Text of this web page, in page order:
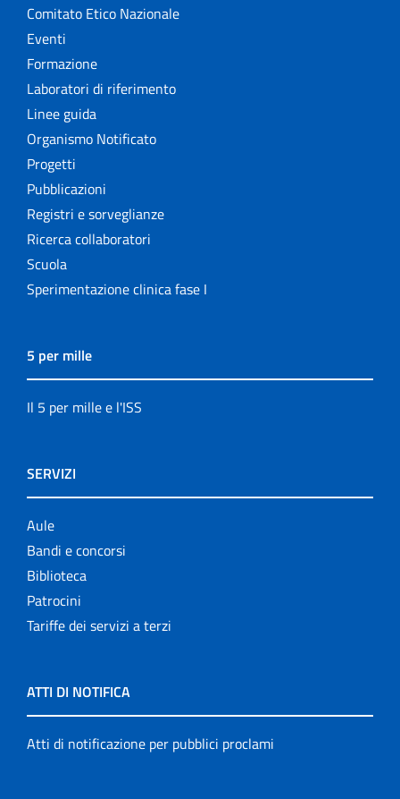
Comitato Etico Nazionale
Eventi
Formazione
Laboratori di riferimento
Linee guida
Organismo Notificato
Progetti
Pubblicazioni
Registri e sorveglianze
Ricerca collaboratori
Scuola
Sperimentazione clinica fase I
5 per mille
Il 5 per mille e l'ISS
SERVIZI
Aule
Bandi e concorsi
Biblioteca
Patrocini
Tariffe dei servizi a terzi
ATTI DI NOTIFICA
Atti di notificazione per pubblici proclami